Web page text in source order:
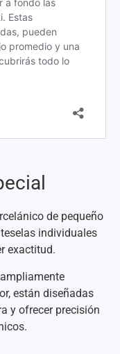
de pequeño
individuales
exactitud.
están diseñadas
y ofrecer precisión